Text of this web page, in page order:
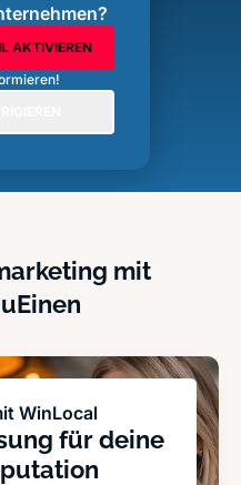
AKTIVIEREN
mit
WinLocal
für deine